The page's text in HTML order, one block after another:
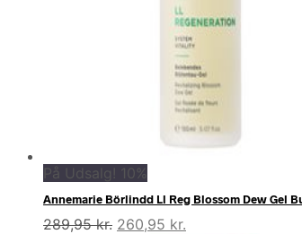
På Udsalg! 10%
Annemarie Börlindd Ll Reg Blossom Dew Gel
289,95kr. Den
260,95 kr.